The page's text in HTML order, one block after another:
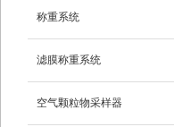
称重系统
滤膜称重系统
空气颗粒物采样器